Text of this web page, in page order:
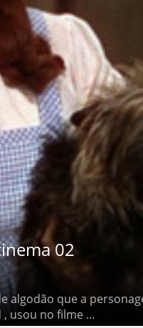
02
que a personagem
...